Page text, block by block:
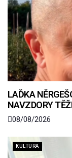
LAĎKA
NAVZDORY
08/08/2026
KULTURA